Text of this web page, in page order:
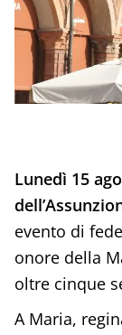
Lunedì 15
evento di
onore della
oltre cinque
A Maria,